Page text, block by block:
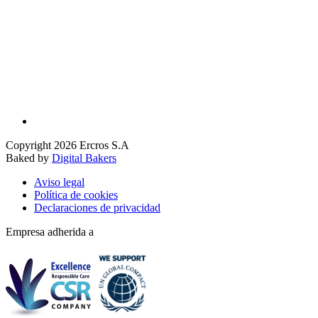
Copyright 2026 Ercros S.A
Baked by Digital Bakers
Aviso legal
Política de cookies
Declaraciones de privacidad
Empresa adherida a